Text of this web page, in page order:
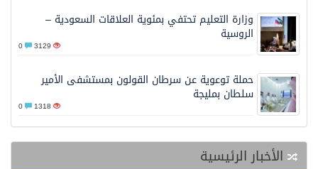
وزارة التعليم تحتفي بمئوية العلاقات السعودية –
الروسية
3129
حملة توعوية عن سرطان القولون بمستشفى الأمير
سلطان بمليجة
1318
الأخبار الرئيسية